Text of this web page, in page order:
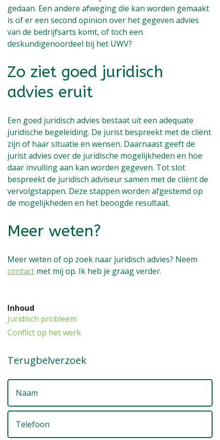
gedaan. Een andere afweging die kan worden gemaakt
is of er een second opinion over het gegeven advies
van de bedrijfsarts komt, of toch een
deskundigenoordeel bij het UWV?
Zo ziet goed juridisch
advies eruit
Een goed juridisch advies bestaat uit een adequate
juridische begeleiding. De jurist bespreekt met de cliënt
zijn of haar situatie en wensen. Daarnaast geeft de
jurist advies over de juridische mogelijkheden en hoe
daar invulling aan kan worden gegeven. Tot slot
bespreekt de juridisch adviseur samen met de cliënt de
vervolgstappen. Deze stappen worden afgestemd op
de mogelijkheden en het beoogde resultaat.
Meer weten?
Meer weten of op zoek naar juridisch advies? Neem
contact met mij op. Ik heb je graag verder.
Inhoud
Juridisch probleem
Conflict op het werk
Terugbelverzoek